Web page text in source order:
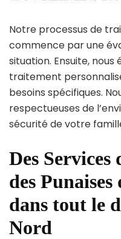
Notre processus de
commence par une
situation. Ensuite,
traitement
besoins spécifiques.
respectueuses de
sécurité de votre
Des
des
dans tout le
Nord